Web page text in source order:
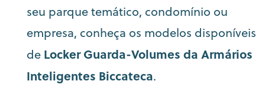
seu parque temático, condomínio ou
empresa, conheça os modelos disponíveis
de Locker Guarda-Volumes da Armários
Inteligentes Biccateca.